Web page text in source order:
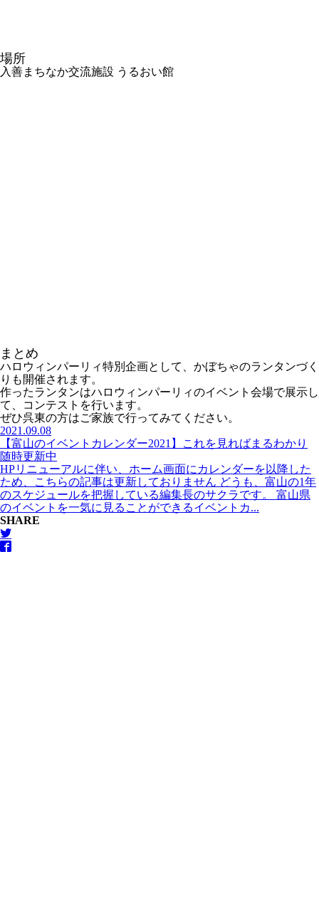
場所
入善まちなか交流施設 うるおい館
まとめ
ハロウィンパーリィ特別企画として、かぼちゃのランタンづく
りも開催されます。
作ったランタンはハロウィンパーリィのイベント会場で展示し
て、コンテストを行います。
ぜひ呉東の方はご家族で行ってみてください。
2021.09.08
【富山のイベントカレンダー2021】これを見ればまるわかり
随時更新中
HPリニューアルに伴い、ホーム画面にカレンダーを以降した
ため、こちらの記事は更新しておりません どうも、富山の1年
のスケジュールを把握している編集長のサクラです。 富山県
のイベントを一気に見ることができるイベントカ...
SHARE